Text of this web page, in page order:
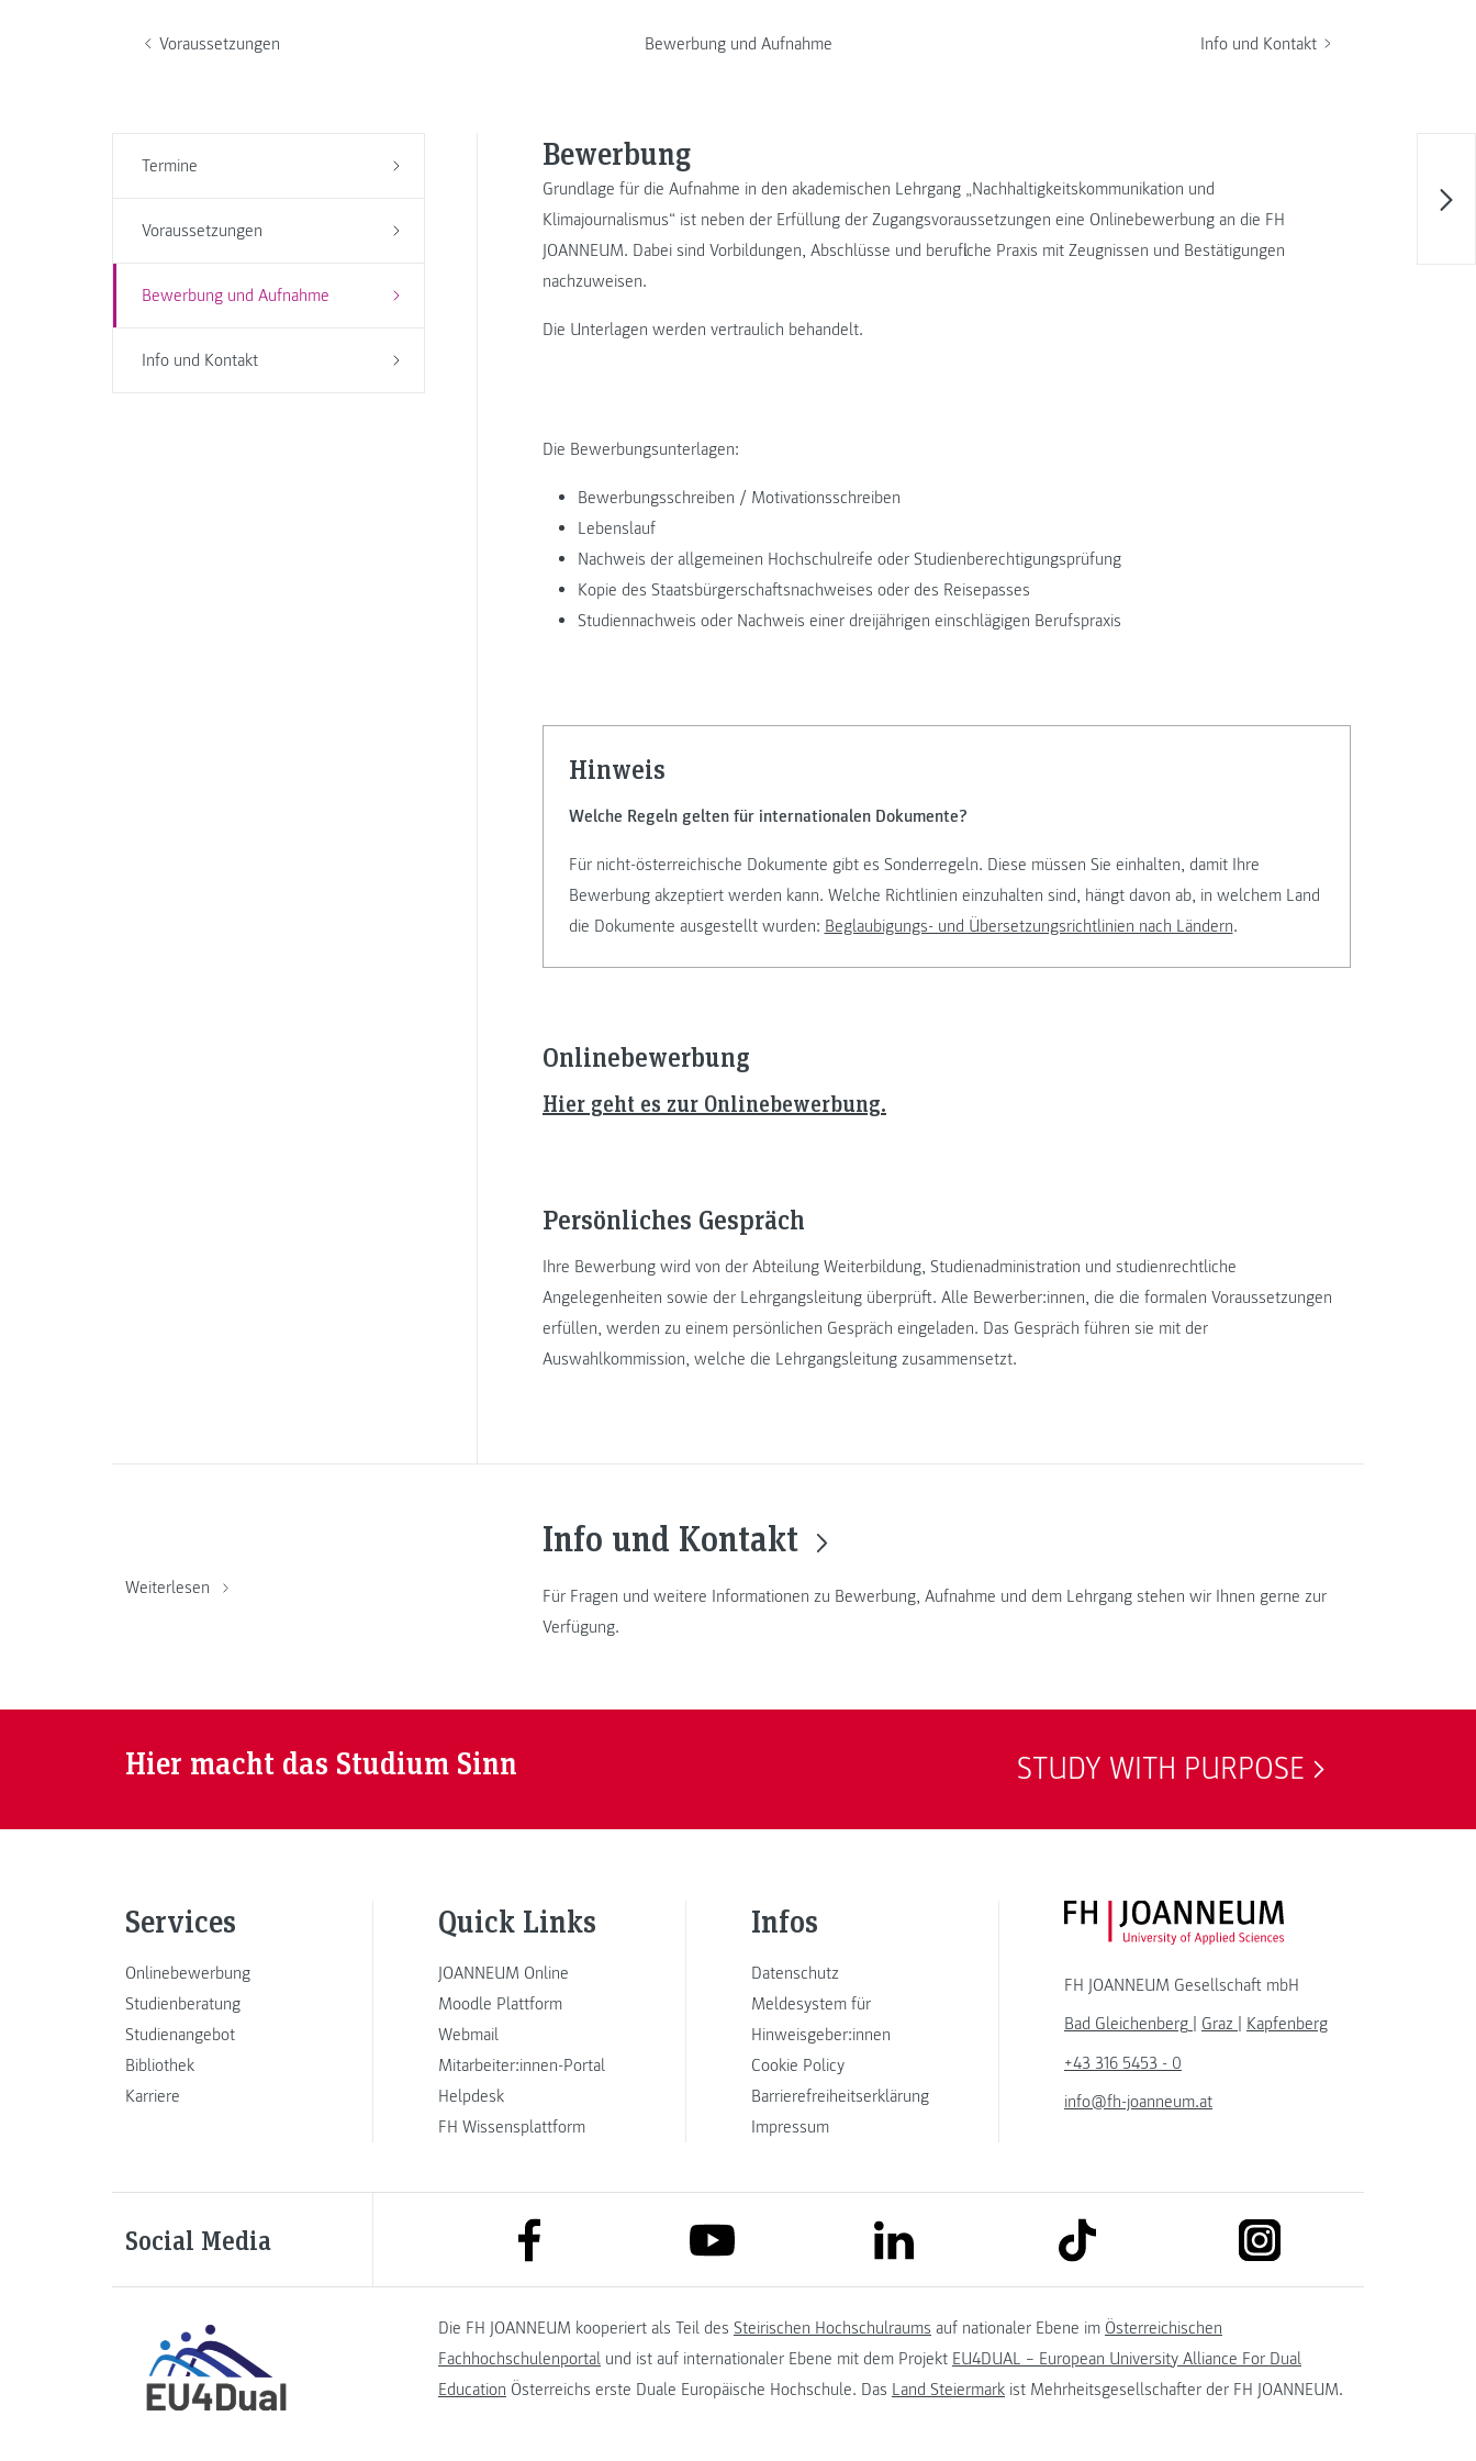
Voraussetzungen Bewerbung und Aufnahme Info und Kontakt
Termine
Voraussetzungen
Bewerbung und Aufnahme
Info und Kontakt
Bewerbung
Grundlage für die Aufnahme in den akademischen Lehrgang „Nachhaltigkeitskommunikation und
Klimajournalismus“ ist neben der Erfüllung der Zugangsvoraussetzungen eine Onlinebewerbung an die FH
JOANNEUM. Dabei sind Vorbildungen, Abschlüsse und berufliche Praxis mit Zeugnissen und Bestätigungen
nachzuweisen.
Die Unterlagen werden vertraulich behandelt.
Die Bewerbungsunterlagen:
Bewerbungsschreiben / Motivationsschreiben
Lebenslauf
Nachweis der allgemeinen Hochschulreife oder Studienberechtigungsprüfung
Kopie des Staatsbürgerschaftsnachweises oder des Reisepasses
Studiennachweis oder Nachweis einer dreijährigen einschlägigen Berufspraxis
Hinweis
Welche Regeln gelten für internationalen Dokumente?
Für nicht-österreichische Dokumente gibt es Sonderregeln. Diese müssen Sie einhalten, damit Ihre
Bewerbung akzeptiert werden kann. Welche Richtlinien einzuhalten sind, hängt davon ab, in welchem Land
die Dokumente ausgestellt wurden: Beglaubigungs- und Übersetzungsrichtlinien nach Ländern.
Onlinebewerbung
Hier geht es zur Onlinebewerbung.
Persönliches Gespräch
Ihre Bewerbung wird von der Abteilung Weiterbildung, Studienadministration und studienrechtliche
Angelegenheiten sowie der Lehrgangsleitung überprüft. Alle Bewerber:innen, die die formalen Voraussetzungen
erfüllen, werden zu einem persönlichen Gespräch eingeladen. Das Gespräch führen sie mit der
Auswahlkommission, welche die Lehrgangsleitung zusammensetzt.
Weiterlesen
Info und Kontakt
Für Fragen und weitere Informationen zu Bewerbung, Aufnahme und dem Lehrgang stehen wir Ihnen gerne zur
Verfügung.
Hier macht das Studium Sinn STUDY WITH PURPOSE
Services
Onlinebewerbung
Studienberatung
Studienangebot
Bibliothek
Karriere
Quick Links
JOANNEUM Online
Moodle Plattform
Webmail
Mitarbeiter:innen-Portal
Helpdesk
FH Wissensplattform
Infos
Datenschutz
Meldesystem für
Hinweisgeber:innen
Cookie Policy
Barrierefreiheitserklärung
Impressum
FH JOANNEUM Logo
FH JOANNEUM Gesellschaft mbH
Bad Gleichenberg
Graz
Kapfenberg
+43 316 5453 - 0
info@fh-joanneum.at
Social Media link to facebook link to youtube link to linkedin link to tiktok link to instagram
Die FH JOANNEUM kooperiert als Teil des Steirischen Hochschulraums auf nationaler Ebene im Österreichischen
Fachhochschulenportal und ist auf internationaler Ebene mit dem Projekt EU4DUAL – European University Alliance For Dual
Education Österreichs erste Duale Europäische Hochschule. Das Land Steiermark ist Mehrheitsgesellschafter der FH JOANNEUM.